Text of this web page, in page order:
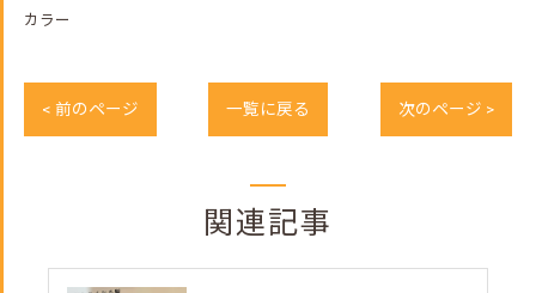
カラー
< 前のページ 一覧に戻る 次のページ >
関連記事